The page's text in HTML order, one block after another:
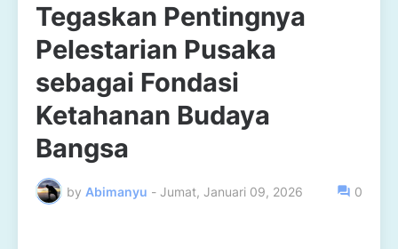
Tegaskan Pentingnya
Pelestarian Pusaka
sebagai Fondasi
Ketahanan Budaya
Bangsa
by Abimanyu - Jumat, Januari 09, 2026 0